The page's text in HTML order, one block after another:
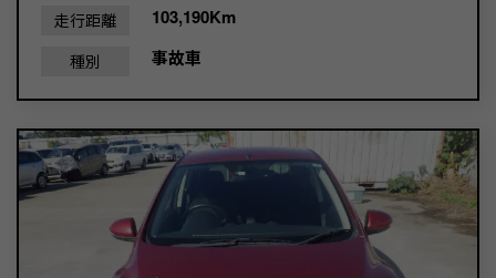
走行距離 103,190Km
種別 事故車